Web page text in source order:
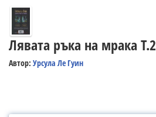
Лявата ръка на мрака Т.2
Автор: Урсула Ле Гуин